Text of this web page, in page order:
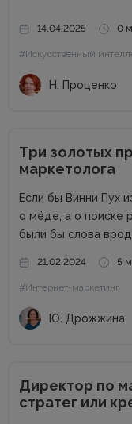
14.04.2025 0
#Искусственный
Н. Проценко
Три золотых
маркетолога
Если бы Винни Пух
о мёде, а о поиске
были бы слова
что...
21.02.2024 5
#Интернет-маркетинг
Ю. Дрожжина
Директор по
стратег или